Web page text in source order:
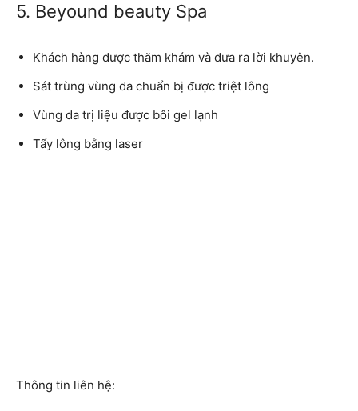
5. Beyound beauty Spa
Khách hàng được thăm khám và đưa ra lời khuyên.
Sát trùng vùng da chuẩn bị được triệt lông
Vùng da trị liệu được bôi gel lạnh
Tẩy lông bằng laser
Thông tin liên hệ: